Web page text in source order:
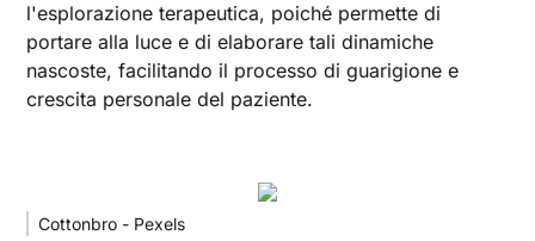
l'esplorazione terapeutica, poiché permette di
portare alla luce e di elaborare tali dinamiche
nascoste, facilitando il processo di guarigione e
crescita personale del paziente.
Cottonbro - Pexels